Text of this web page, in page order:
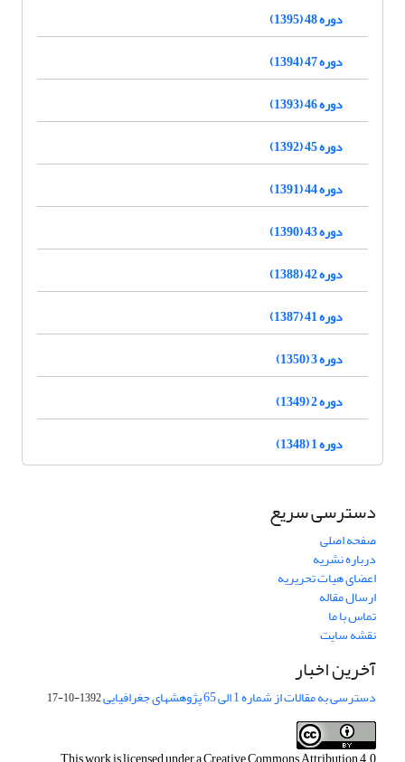
دوره 48 (1395)
دوره 47 (1394)
دوره 46 (1393)
دوره 45 (1392)
دوره 44 (1391)
دوره 43 (1390)
دوره 42 (1388)
دوره 41 (1387)
دوره 3 (1350)
دوره 2 (1349)
دوره 1 (1348)
دسترسی سریع
صفحه اصلی
درباره نشریه
اعضای هیات تحریریه
ارسال مقاله
تماس با ما
نقشه سایت
آخرین اخبار
دسترسی به مقالات از شماره 1 الی 65 پژوهشهای جغرافیایی 1392-10-17